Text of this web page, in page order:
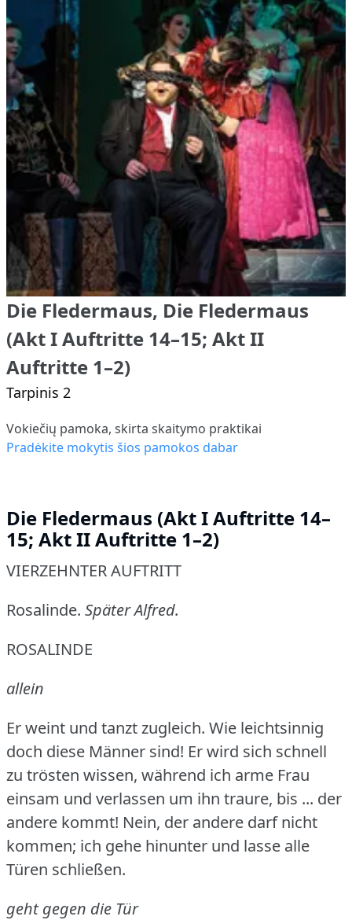
Die Fledermaus, Die Fledermaus
(Akt I Auftritte 14–15; Akt II
Auftritte 1–2)
Tarpinis 2
Vokiečių pamoka, skirta skaitymo praktikai
Pradėkite mokytis šios pamokos dabar
Die Fledermaus (Akt I Auftritte 14–
15; Akt II Auftritte 1–2)
VIERZEHNTER AUFTRITT
Rosalinde. Später Alfred.
ROSALINDE
allein
Er weint und tanzt zugleich. Wie leichtsinnig
doch diese Männer sind! Er wird sich schnell
zu trösten wissen, während ich arme Frau
einsam und verlassen um ihn traure, bis ... der
andere kommt! Nein, der andere darf nicht
kommen; ich gehe hinunter und lasse alle
Türen schließen.
geht gegen die Tür